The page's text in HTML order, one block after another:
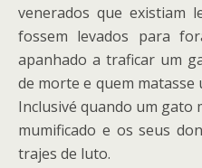
venerados que existiam
fossem levados para
apanhado a traficar um
de morte e quem
Inclusivé quando um
mumificado e os seus
trajes de luto.